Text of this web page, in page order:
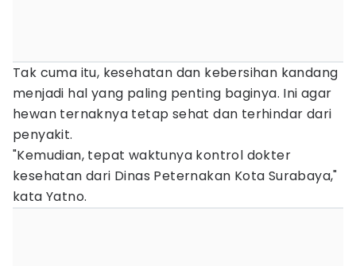
Tak cuma itu, kesehatan dan kebersihan kandang
menjadi hal yang paling penting baginya. Ini agar
hewan ternaknya tetap sehat dan terhindar dari
penyakit.
"Kemudian, tepat waktunya kontrol dokter
kesehatan dari Dinas Peternakan Kota Surabaya,"
kata Yatno.